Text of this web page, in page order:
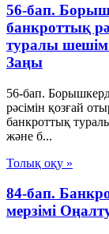
56-бап.
банкроттық
туралы шешiм
Заңы
56-бап.
рәсімін қозғай
банкроттық
және б...
Толық оқу »
84-бап.
мерзімі